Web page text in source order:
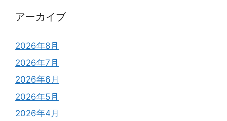
アーカイブ
2026年8月
2026年7月
2026年6月
2026年5月
2026年4月